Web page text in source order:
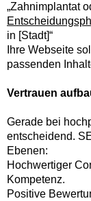
„Zahnimplantat
in [Stadt]“
Ihre Webseite
passenden
Vertrauen
Gerade bei
entscheidend.
Ebenen:
Hochwertiger
Kompetenz.
Positive